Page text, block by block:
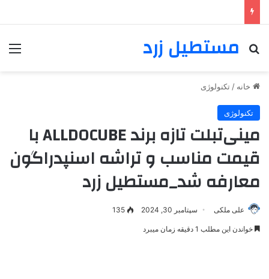
مستطیل زرد
خانه / تکنولوژی
تکنولوژی
مینی‌تبلت تازه برند ALLDOCUBE با
قیمت مناسب و تراشه اسنپدراگون
معارفه شد_مستطیل زرد
علی ملکی سپتامبر 30, 2024 135
خواندن این مطلب 1 دقیقه زمان میبرد